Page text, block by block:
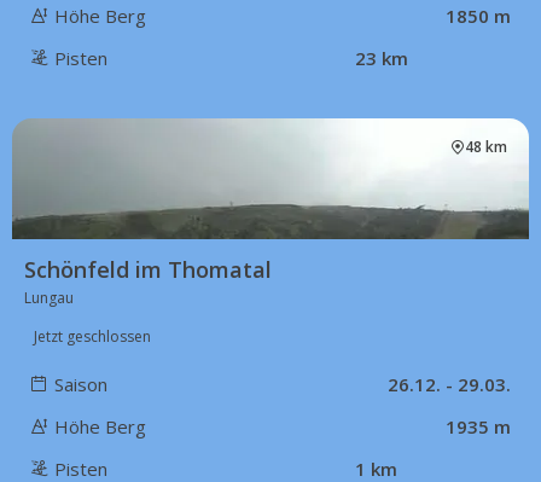
Höhe Berg
1850 m
Pisten
23 km
48 km
Schönfeld im Thomatal
Lungau
Jetzt geschlossen
Saison
26.12. - 29.03.
Höhe Berg
1935 m
Pisten
1 km